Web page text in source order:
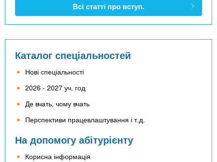
Всі статті про вступ.
Каталог спеціальностей
Нові спеціальності
2026 - 2027 уч. год
Де вчать, чому вчать
Перспективи працевлаштування і т.д.
На допомогу абітурієнту
Корисна інформація